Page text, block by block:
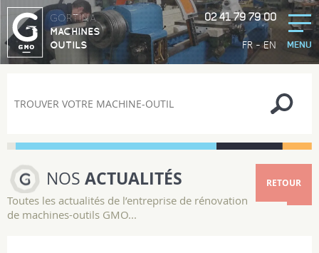
FR-EN
GORTINA
MACHINES
OUTILS
02 41 79 79 00
MENU
RETOUR
NOS ACTUALITÉS
Toutes les actualités de l’entreprise de rénovation
de machines-outils GMO...